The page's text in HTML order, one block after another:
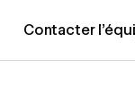
Contacter